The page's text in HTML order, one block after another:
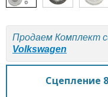
Продаем Комплект
Volkswagen
Сцепление